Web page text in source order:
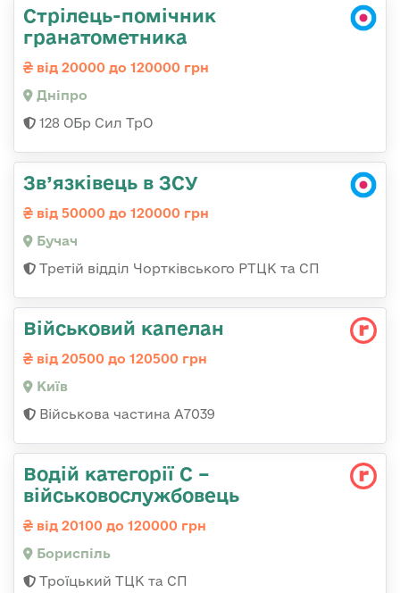
Стрілець-помічник
гранатометника
від 20000 до 120000 грн
Дніпро
128 ОБр Сил ТрО
Зв’язківець в ЗСУ
від 50000 до 120000 грн
Бучач
Третій відділ Чортківського РТЦК та СП
Військовий капелан
від 20500 до 120500 грн
Київ
Військова частина А7039
Водій категорії С –
військовослужбовець
від 20100 до 120000 грн
Бориспіль
Троїцький ТЦК та СП